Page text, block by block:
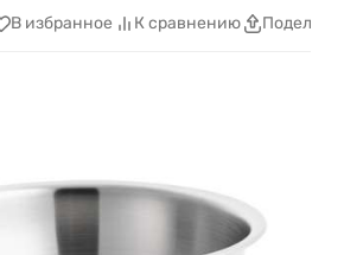
В избранное К сравнению